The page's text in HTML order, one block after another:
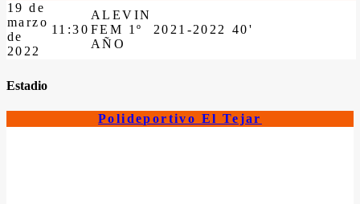
19 de
marzo
de
2022
11:30
ALEVIN
FEM 1º
AÑO
2021-2022 40'
Estadio
Polideportivo El Tejar